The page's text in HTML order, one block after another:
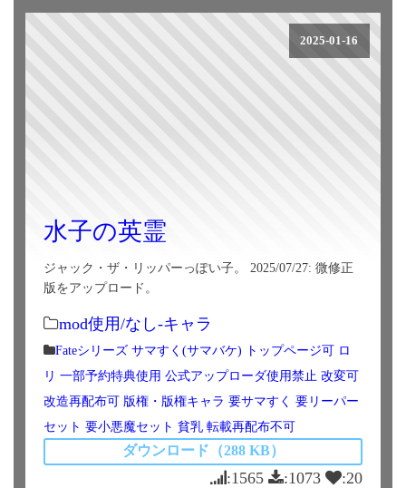
2025-01-16
水子の英霊
ジャック・ザ・リッパーっぽい子。 2025/07/27: 微修正
版をアップロード。
mod使用/なし-キャラ
Fateシリーズ サマすく(サマバケ) トップページ可 ロ
リ 一部予約特典使用 公式アップローダ使用禁止 改変可
改造再配布可 版権・版権キャラ 要サマすく 要リーパー
セット 要小悪魔セット 貧乳 転載再配布不可
ダウンロード（288 KB）
:1565 :1073
:20